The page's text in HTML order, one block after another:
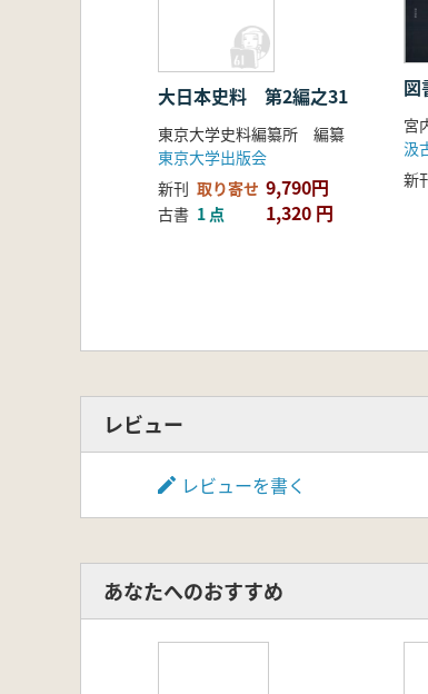
大日本史料 第2編之31
東京大学史料編纂所 編纂
東京大学出版会
新刊 取り寄せ 9,790円
古書 1 点 1,320 円
図
汲
新
レビュー
レビューを書く
あなたへのおすすめ